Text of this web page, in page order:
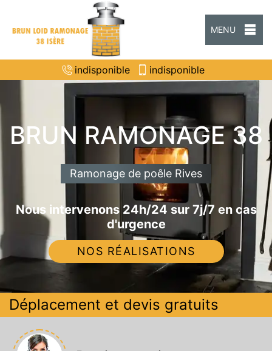
MENU
indisponible indisponible
BRUN RAMONAGE 38
Ramonage de poêle Rives
Nous intervenons 24h/24 sur 7j/7 en cas
d'urgence
NOS RÉALISATIONS
Déplacement et devis gratuits